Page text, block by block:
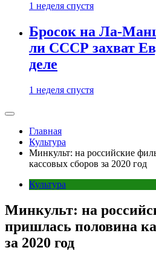
1 неделя спустя
Бросок на Ла-
ли СССР захват
деле
1 неделя спустя
Главная
Культура
Минкульт: на российские
кассовых сборов за 2020 год
Культура
Минкульт: на
пришлась половина
за 2020 год